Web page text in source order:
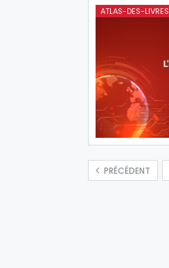
ATLAS-DES-LIVRES
PRÉCÉDENT